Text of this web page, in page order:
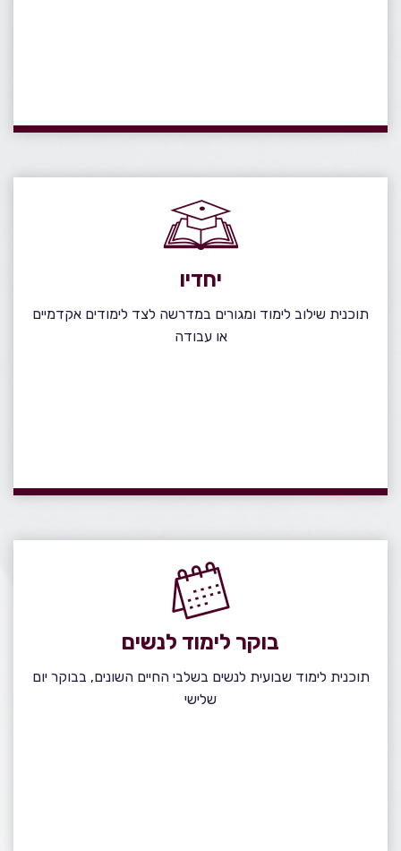
יחדיו
תוכנית שילוב לימוד ומגורים במדרשה לצד לימודים אקדמיים
או עבודה
בוקר לימוד לנשים
תוכנית לימוד שבועית לנשים בשלבי החיים השונים, בבוקר יום
שלישי